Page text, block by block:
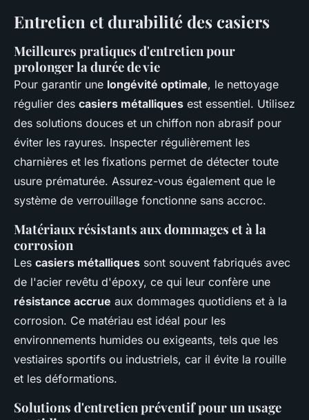
Entretien et durabilité des casiers
Meilleures pratiques d'entretien pour
prolonger la durée de vie
Pour garantir une longévité optimale, le nettoyage
régulier des casiers métalliques est essentiel. Utilisez
des solutions douces et un chiffon non abrasif pour
éviter les rayures. Inspecter régulièrement les
charnières et les fixations permet de détecter toute
usure prématurée. Assurez-vous également que le
système de verrouillage fonctionne sans accroc.
Matériaux résistants aux dommages et à la
corrosion
Les casiers métalliques sont souvent fabriqués avec
de l'acier revêtu d'époxy, ce qui leur confère une
résistance accrue aux dommages quotidiens et à la
corrosion. Ce matériau est idéal pour les
environnements humides ou exigeants, tels que les
vestiaires sportifs ou industriels, car il évite la rouille
et les déformations.
Solutions d'entretien préventif pour un usage